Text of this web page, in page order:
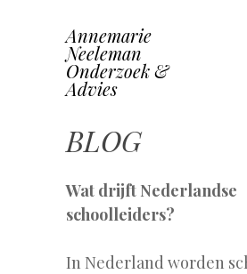
Annemarie
Neeleman
Onderzoek &
Advies
Skip
to
content
BLOG
Wat drijft Nederlandse
schoolleiders?
In Nederland worden